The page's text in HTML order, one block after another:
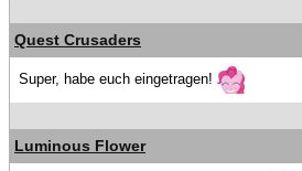
Quest Crusaders
Super, habe euch eingetragen!
Luminous Flower